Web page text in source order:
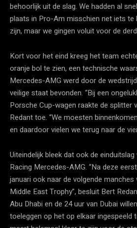
behoorlijk uit de slag. We hadden al
plaats in Pro-Am misschien net iets te
zijn, maar we gingen voluit voor de
Kort voor het eind kreeg het team
oranje bol te zien, een technische
Mercedes-AMG werd door de
veilige staat bevonden. “Bij een
Porsche Cup-wagen raakte de splitter
Redant toe. “We moesten
en daardoor vielen we terug naar de
Uiteindelijk bleek dat ook de
Racing Mercedes-AMG. “Na deze
januari ook naar de volgende manches
Middle East Trophy”, besluit Bert
Abu Dhabi en de 24 uur van Dubai
toeleggen op het op elkaar ingespeeld